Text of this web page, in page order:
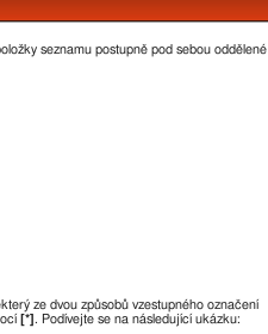
seznamu postupně pod sebou oddělené
ze dvou způsobů vzestupného označení
[*] . Podívejte se na následující ukázku: